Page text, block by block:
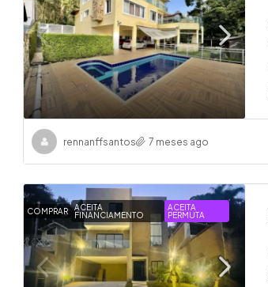
rennanffsantos 7 meses ago
COMPRAR
ACEITA
FINANCIAMENTO
ACEITA
PERMUTA